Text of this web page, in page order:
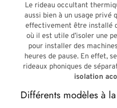
Le rideau occultant
aussi bien à un usage privé
effectivement être installé
où il est utile d’isoler une
pour installer des
heures de pause. En effet,
rideaux phoniques de
isolation
Différents modèles à